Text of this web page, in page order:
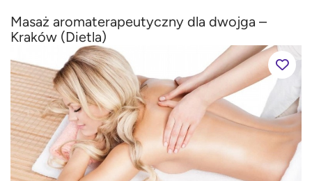
Masaż aromaterapeutyczny dla dwojga –
Kraków (Dietla)